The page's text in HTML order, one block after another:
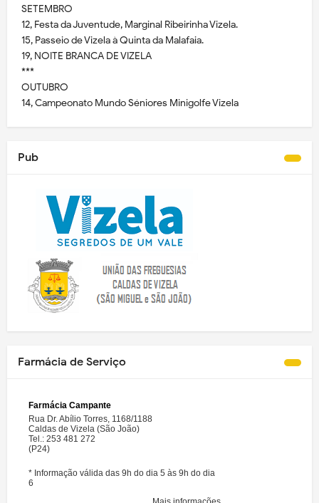
SETEMBRO
12, Festa da Juventude, Marginal Ribeirinha Vizela.
15, Passeio de Vizela à Quinta da Malafaia.
19, NOITE BRANCA DE VIZELA
***
OUTUBRO
14, Campeonato Mundo Séniores Minigolfe Vizela
Pub
Farmácia de Serviço